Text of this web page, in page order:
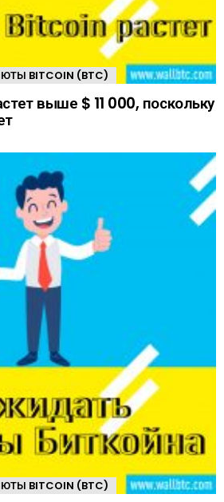
BITCOIN (BTC)
выше $ 11 000, поскольку
BITCOIN (BTC)